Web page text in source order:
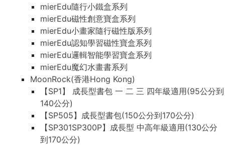
mierEdu隨行小鐵盒系列
mierEdu磁性創意寶盒系列
mierEdu小畫家隨行磁性版系列
mierEdu認知學習磁性寶盒系列
mierEdu邏輯智能學習寶盒系列
mierEdu魔幻水畫書系列
MoonRock(香港Hong Kong)
【SP1】 成長型書包 一 二 三 四年級適用(95公分到
140公分)
【SP505】成長型書包(150公分到170公分)
【SP301SP300P】成長型 中高年級適用(130公分
到170公分)